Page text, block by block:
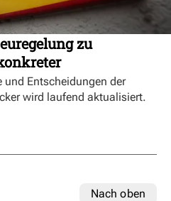
zu
und Entscheidungen der
wird laufend aktualisiert.
Nach oben